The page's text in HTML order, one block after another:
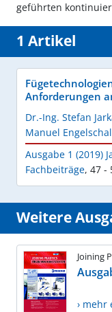
geführten
1 Artikel
Anforderungen
Dr.-Ing. Stefan
Manuel
Ausgabe 1 (2019)
Fachbeiträge, 47 -
Weitere
Joining
› mehr